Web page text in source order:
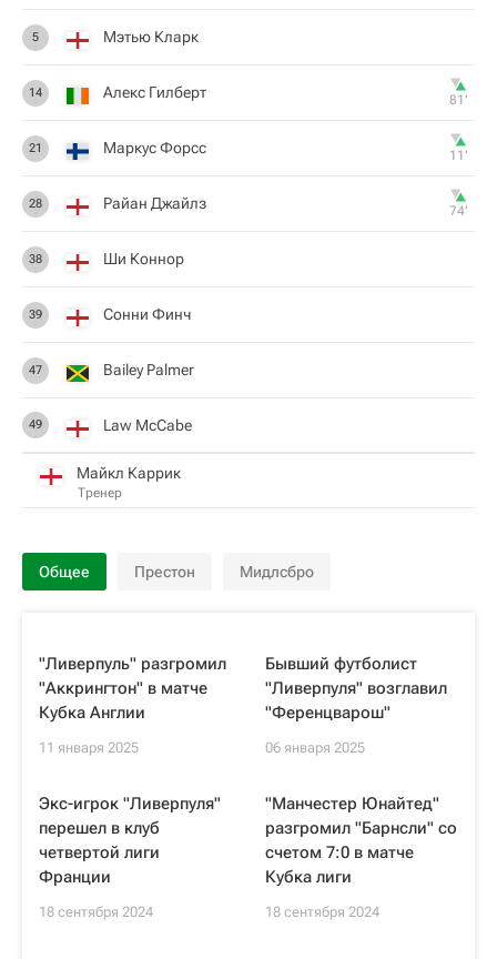
5 Мэтью Кларк
14 Алекс Гилберт 81‎’‎
21 Маркус Форсс 11‎’‎
28 Райан Джайлз 74‎’‎
38 Ши Коннор
39 Сонни Финч
47 Bailey Palmer
49 Law McCabe
Майкл Каррик
Тренер
Общее Престон Мидлсбро
"Ливерпуль" разгромил
"Аккрингтон" в матче
Кубка Англии
11 января 2025
Бывший футболист
"Ливерпуля" возглавил
"Ференцварош"
06 января 2025
Экс-игрок "Ливерпуля"
перешел в клуб
четвертой лиги
Франции
18 сентября 2024
"Манчестер Юнайтед"
разгромил "Барнсли" со
счетом 7:0 в матче
Кубка лиги
18 сентября 2024